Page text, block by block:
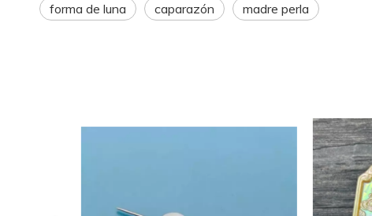
forma de luna caparazón madre perla